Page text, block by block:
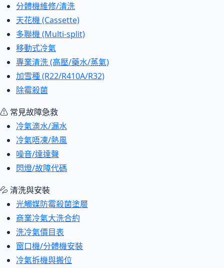
分體機維修/清洗
天花機 (Cassette)
多聯機 (Multi-split)
移動式冷氣
專業清洗 (高壓/藥水/蒸氣)
加雪種 (R22/R410A/R32)
除霉殺菌
⚠ 常見故障急救
冷氣滴水/漏水
冷氣唔凍/熱風
噪音/達達聲
閃燈/故障代碼
💦 清洗與安裝
光觸媒防霉殺菌塗層
商業冷氣大洗合約
洗冷氣價目表
窗口機/分體機安裝
冷氣拆機與搬位